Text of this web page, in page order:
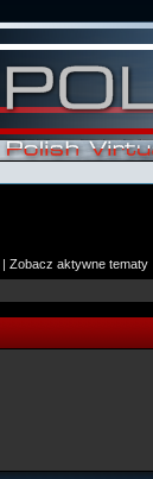
| Zobacz aktywne tematy